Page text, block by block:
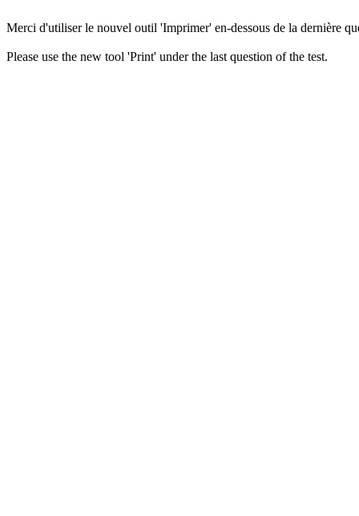
Merci d'utiliser le nouvel outil 'Imprimer' en-dessous de la dernière
Please use the new tool 'Print' under the last question of the test.